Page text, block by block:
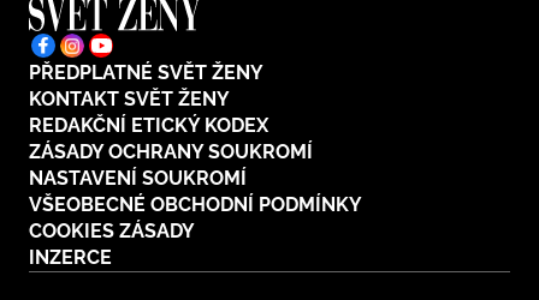
PŘEDPLATNÉ SVĚT ŽENY
KONTAKT SVĚT ŽENY
REDAKČNÍ ETICKÝ KODEX
ZÁSADY OCHRANY SOUKROMÍ
NASTAVENÍ SOUKROMÍ
VŠEOBECNÉ OBCHODNÍ PODMÍNKY
COOKIES ZÁSADY
INZERCE